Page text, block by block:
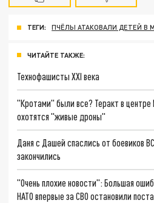
ТЕГИ: ПЧЁЛЫ АТАКОВАЛИ ДЕТЕЙ В
ЧИТАЙТЕ ТАКЖЕ:
Технофашисты XXI века
"Кротами" были все? Теракт в центре
охотятся "живые дроны"
Даня с Дашей спаслись от боевиков
закончились
"Очень плохие новости": Большая
НАТО впервые за СВО остановили